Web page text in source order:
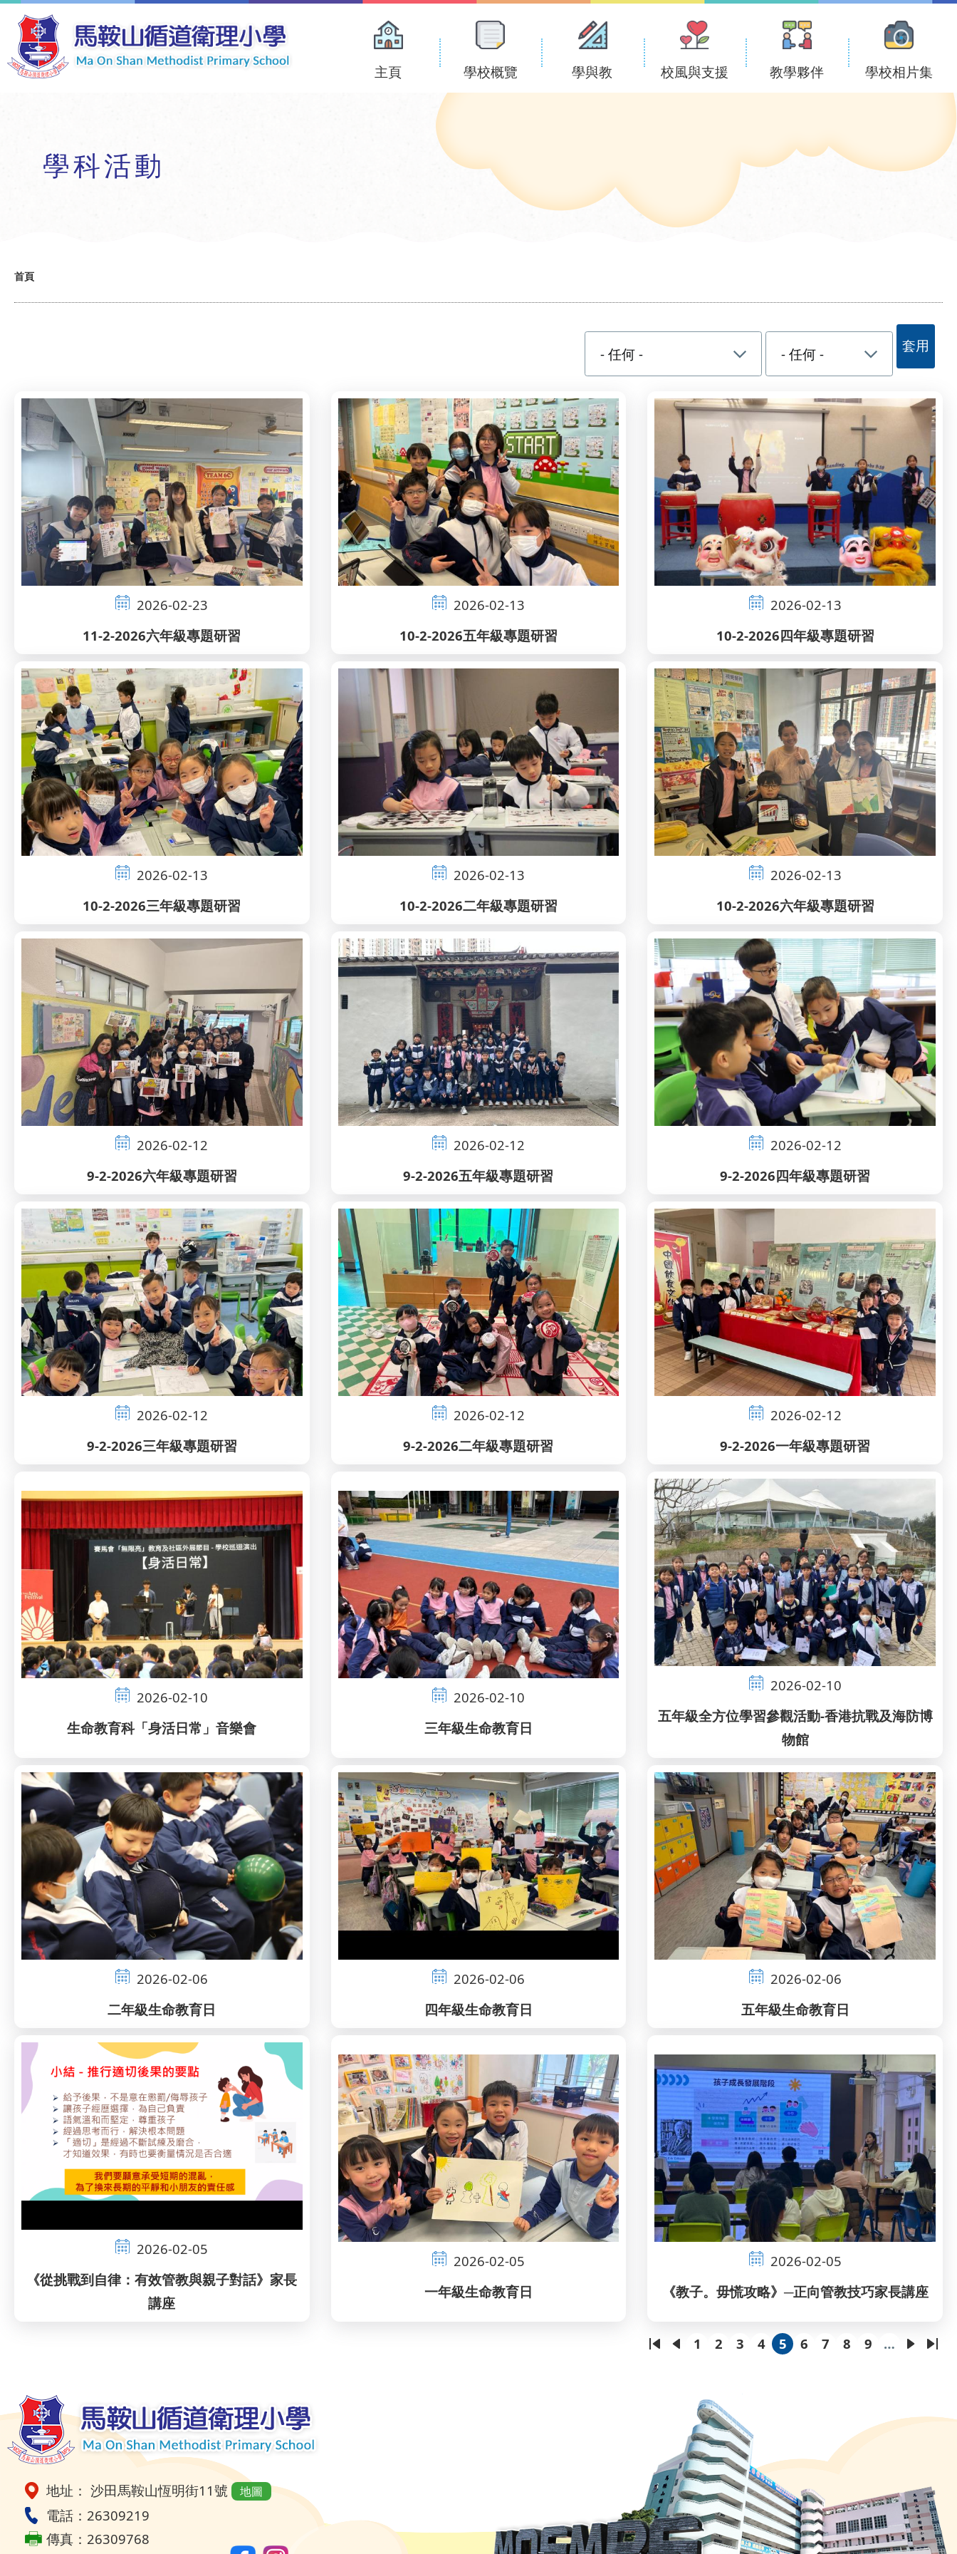
移至主內容
Main
navigation
主頁 學校概覽 學與教 校風與支援 教學夥伴 學校相片集
學科活動
導
航
首頁
2026-02-23
11-2-2026六年級專題研習
2026-02-13
10-2-2026五年級專題研習
2026-02-13
10-2-2026四年級專題研習
2026-02-13
10-2-2026三年級專題研習
2026-02-13
10-2-2026二年級專題研習
2026-02-13
10-2-2026六年級專題研習
2026-02-12
9-2-2026六年級專題研習
2026-02-12
9-2-2026五年級專題研習
2026-02-12
9-2-2026四年級專題研習
2026-02-12
9-2-2026三年級專題研習
2026-02-12
9-2-2026二年級專題研習
2026-02-12
9-2-2026一年級專題研習
2026-02-10
生命教育科「身活日常」音樂會
2026-02-10
三年級生命教育日
2026-02-10
五年級全方位學習參觀活動-香港抗戰及海防博
物館
2026-02-06
二年級生命教育日
2026-02-06
四年級生命教育日
2026-02-06
五年級生命教育日
2026-02-05
《從挑戰到自律：有效管教與親子對話》家長
講座
2026-02-05
一年級生命教育日
2026-02-05
《教子。毋慌攻略》─正向管教技巧家長講座
FirstPrevious
頁
1
頁
2
頁
3
頁
4
目
5
頁
6
頁
7
頁
8
頁
9 …
地址： 沙田馬鞍山恆明街11號 地圖
電話：26309219
傳真：26309768